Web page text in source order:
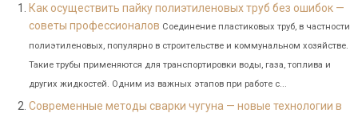
Как осуществить пайку полиэтиленовых труб без ошибок —
советы профессионалов Соединение пластиковых труб, в частности
полиэтиленовых, популярно в строительстве и коммунальном хозяйстве.
Такие трубы применяются для транспортировки воды, газа, топлива и
других жидкостей. Одним из важных этапов при работе с...
Современные методы сварки чугуна — новые технологии в